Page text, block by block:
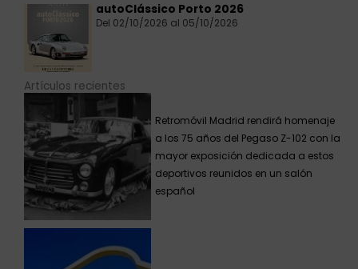
autoClássico Porto 2026
Del 02/10/2026 al 05/10/2026
Artículos recientes
Retromóvil Madrid rendirá homenaje
a los 75 años del Pegaso Z-102 con la
mayor exposición dedicada a estos
deportivos reunidos en un salón
español